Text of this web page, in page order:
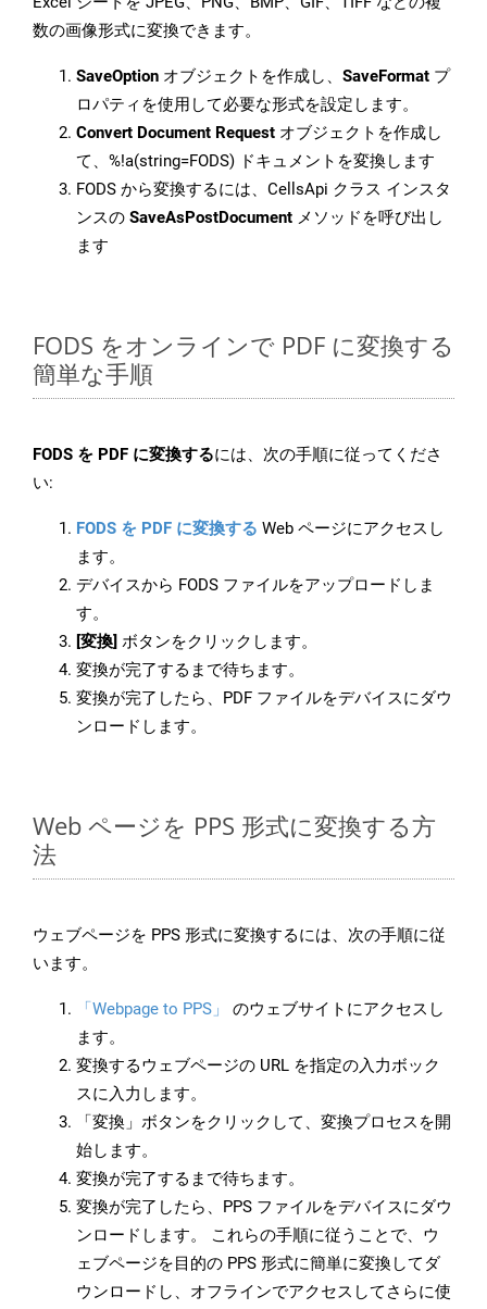
数の画像形式に変換できます。
SaveOption オブジェクトを作成し、 SaveFormat プ
ロパティを使用して必要な形式を設定します。
Convert Document Request オブジェクトを作成し
て、%!a(string=FODS) ドキュメントを変換します
FODS から変換するには、CellsApi クラス インスタ
ンスの SaveAsPostDocument メソッドを呼び出し
ます
FODS をオンラインで PDF に変換する
簡単な手順
FODS を PDF に変換するには、次の手順に従ってくださ
い:
FODS を PDF に変換する Web ページにアクセスし
ます。
デバイスから FODS ファイルをアップロードしま
す。
[変換] ボタンをクリックします。
変換が完了するまで待ちます。
変換が完了したら、PDF ファイルをデバイスにダウ
ンロードします。
Web ページを PPS 形式に変換する方
法
ウェブページを PPS 形式に変換するには、次の手順に従
います。
「Webpage to PPS」
のウェブサイトにアクセスし
ます。
変換するウェブページの URL を指定の入力ボック
スに入力します。
「変換」ボタンをクリックして、変換プロセスを開
始します。
変換が完了するまで待ちます。
変換が完了したら、PPS ファイルをデバイスにダウ
ンロードします。 これらの手順に従うことで、ウ
ェブページを目的の PPS 形式に簡単に変換してダ
ウンロードし、オフラインでアクセスしてさらに使